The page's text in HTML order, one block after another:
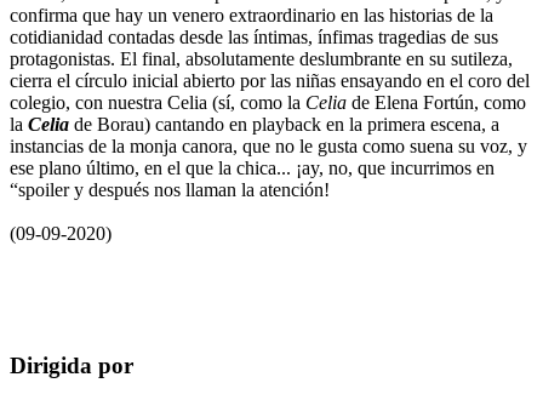
confirma que hay un venero extraordinario en las historias de la
cotidianidad contadas desde las íntimas, ínfimas tragedias de sus
protagonistas. El final, absolutamente deslumbrante en su sutileza,
cierra el círculo inicial abierto por las niñas ensayando en el coro del
colegio, con nuestra Celia (sí, como la Celia de Elena Fortún, como
la Celia de Borau) cantando en playback en la primera escena, a
instancias de la monja canora, que no le gusta como suena su voz, y
ese plano último, en el que la chica... ¡ay, no, que incurrimos en
“spoiler y después nos llaman la atención!
(09-09-2020)
Dirigida por